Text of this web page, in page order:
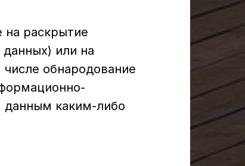
на раскрытие
или на
обнародование
данным каким-либо